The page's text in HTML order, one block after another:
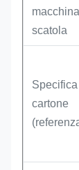
scatola
Specifica
cartone